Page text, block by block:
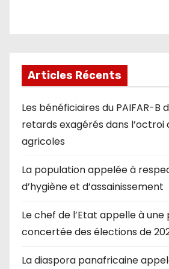
Articles Récents
Les bénéficiaires du PAIFAR-B
retards exagérés dans l’octroi
agricoles
La population appelée à
d’hygiène et d’assainissement
Le chef de l’Etat appelle à
concertée des élections de
La diaspora panafricaine